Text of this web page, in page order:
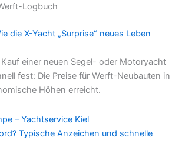
Logbuch
die X-Yacht „Surprise“ neues Leben
einer neuen Segel- oder Motoryacht
fest: Die Preise für Werft-Neubauten in
Höhen erreicht.
Typische Anzeichen und schnelle